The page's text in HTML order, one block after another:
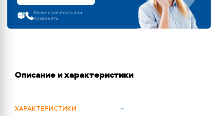
Можно написать или
позвонить
Описание и характеристики
ХАРАКТЕРИСТИКИ